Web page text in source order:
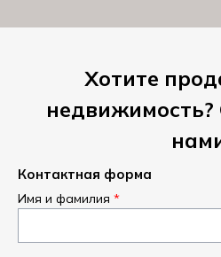
Хотите
недвижимость?
Контактная форма
Имя и фамилия